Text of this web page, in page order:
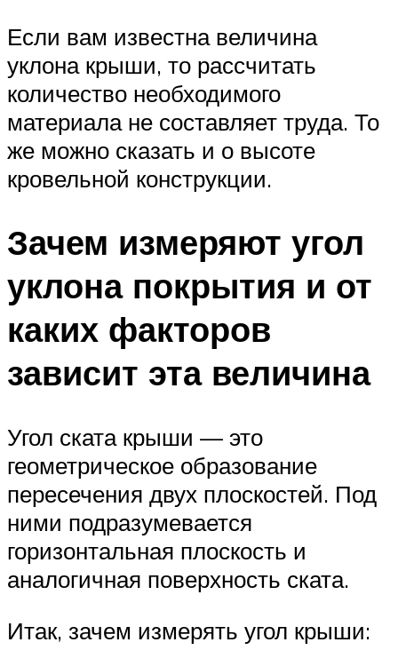
Если вам известна величина
уклона крыши, то рассчитать
количество необходимого
материала не составляет труда. То
же можно сказать и о высоте
кровельной конструкции.
Зачем измеряют угол
уклона покрытия и от
каких факторов
зависит эта величина
Угол ската крыши — это
геометрическое образование
пересечения двух плоскостей. Под
ними подразумевается
горизонтальная плоскость и
аналогичная поверхность ската.
Итак, зачем измерять угол крыши: